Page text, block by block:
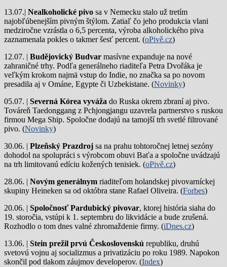
13.07.| Nealkoholické pivo sa v Nemecku stalo už tretím
najobľúbenejším pivným štýlom. Zatiaľ čo jeho produkcia vlani
medziročne vzrástla o 6,5 percenta, výroba alkoholického piva
zaznamenala pokles o takmer šesť percent. (oPivě.cz)
12.07. | Budějovický Budvar masívne expanduje na nové
zahraničné trhy. Podľa generálneho riaditeľa Petra Dvořáka je
veľkým krokom najmä vstup do Indie, no značka sa po novom
presadila aj v Ománe, Egypte či Uzbekistane. (Novinky)
05.07. | Severná Kórea vyváža do Ruska okrem zbraní aj pivo.
Továreň Taedonggang z Pchjongjangu uzavrela partnerstvo s ruskou
firmou Mega Ship. Spoločne dodajú na tamojší trh svetlé filtrované
pivo. (Novinky)
30.06. | Plzeňský Prazdroj sa na prahu tohtoročnej letnej sezóny
dohodol na spolupráci s výrobcom obuvi Baťa a spoločne uvádzajú
na trh limitovanú edíciu kožených tenisiek. (oPivě.cz)
28.06. | Novým generálnym riaditeľom holandskej pivovarníckej
skupiny Heineken sa od októbra stane Rafael Oliveira. (Forbes)
20.06. | Spoločnosť Pardubický pivovar, ktorej história siaha do
19. storočia, vstúpi k 1. septembru do likvidácie a bude zrušená.
Rozhodlo o tom dnes valné zhromaždenie firmy. (iDnes.cz)
13.06. | Stein prežil prvú Československú republiku, druhú
svetovú vojnu aj socializmus a privatizáciu po roku 1989. Napokon
skončil pod tlakom záujmov developerov. (Index)